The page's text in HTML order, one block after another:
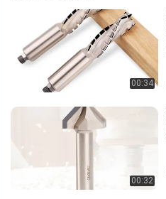
00:34
00:32